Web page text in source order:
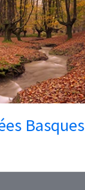
Basques